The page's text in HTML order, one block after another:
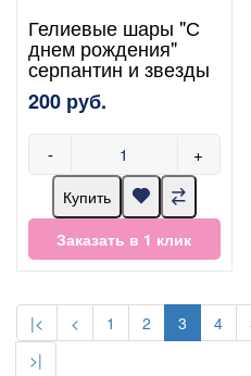
Гелиевые шары "С
днем рождения"
серпантин и звезды
200 руб.
- +
Купить
Заказать в 1 клик
|< < 1 2 3 4
>|